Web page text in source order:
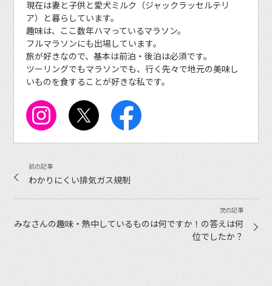
現在は妻と子供と愛犬ミルク（ジャックラッセルテリ
ア）と暮らしています。
趣味は、ここ数年ハマっているマラソン。
フルマラソンにも出場しています。
旅が好きなので、基本は前泊・後泊は必須です。
ツーリングでもマラソンでも、行く先々で地元の美味し
いものを食することが好きな私です。
わかりにくい排気ガス規制
みなさんの趣味・熱中しているものは何ですか！の答えは何
位でしたか？